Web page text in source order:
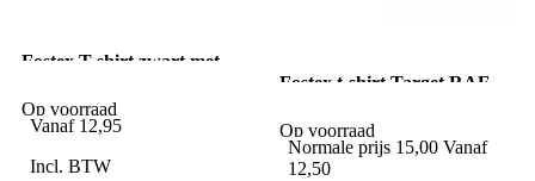
Fostex T-shirt zwart met
Op voorraad
Vanaf 12,95
Incl. BTW
Fostex t-shirt Target RAF
Op voorraad
Normale prijs 15,00 Vanaf
12,50